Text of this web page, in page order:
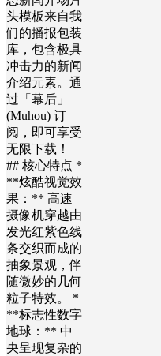
头模板来自我
们的播报包装
库，包含极具
冲击力的新闻
介绍元素。通
过「幕后」
(Muhou) 订
阅，即可享受
无限下载！
## 核心特点 *
**炫酷视觉效
果：** 高速
摄像机穿越由
发光红紫色线
条交织而成的
抽象景观，伴
随微妙的几何
粒子特效。 *
**标志性数字
地球：** 中
央呈现复杂的